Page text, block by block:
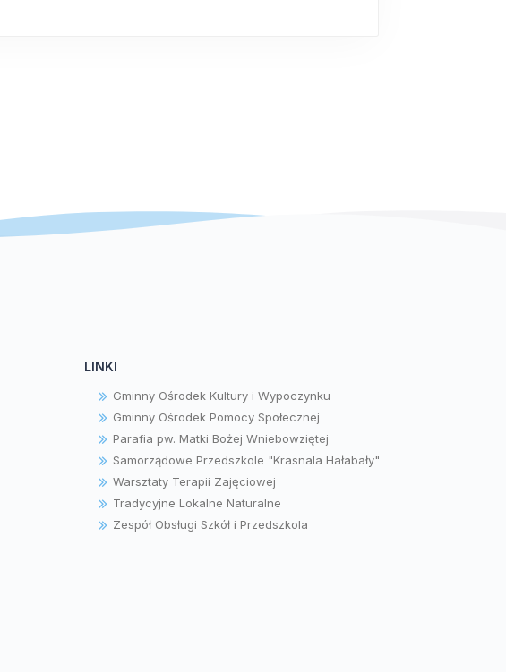
LINKI
Gminny Ośrodek Kultury i Wypoczynku
Gminny Ośrodek Pomocy Społecznej
Parafia pw. Matki Bożej Wniebowziętej
Samorządowe Przedszkole "Krasnala Hałabały"
Warsztaty Terapii Zajęciowej
Tradycyjne Lokalne Naturalne
Zespół Obsługi Szkół i Przedszkola